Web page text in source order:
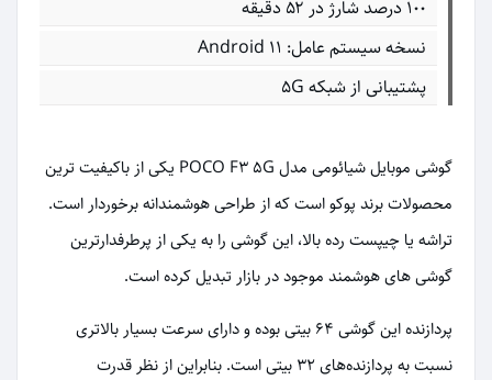
۱۰۰ درصد شارژ در ۵۲ دقیقه
نسخه سیستم عامل: Android 11
پشتیبانی از شبکه 5G
گوشی موبایل شیائومی مدل POCO F3 5G یکی از باکیفیت ترین
محصولات برند پوکو است که از طراحی هوشمندانه برخوردار است.
تراشه یا چیپست رده بالا، این گوشی را به یکی از پرطرفدارترین
گوشی های هوشمند موجود در بازار تبدیل کرده است.
پردازنده این گوشی ۶۴ بیتی بوده و دارای سرعت بسیار بالاتری
نسبت به پردازنده‌های ۳۲ بیتی است. بنابراین از نظر قدرت